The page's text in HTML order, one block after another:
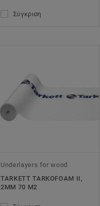
Σύγκριση
Underlayers for wood
TARKETT TARKOFOAM II,
2MM 70 M2